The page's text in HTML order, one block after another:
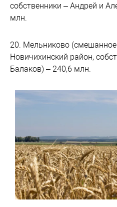
собственники – Андрей и
млн.
20. Мельниково (смешанное
Новичихинский район,
Балаков) – 240,6 млн.